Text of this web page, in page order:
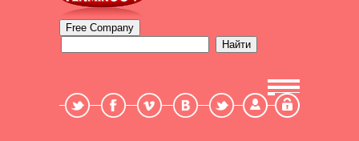
Мой профиль